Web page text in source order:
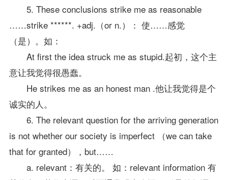
5. These conclusions strike me as reasonable
……strike ******. +adj.（or n.）： 使……感觉
（是）。如：
At first the idea struck me as stupid.起初，这个主
意让我觉得很愚蠢。
He strikes me as an honest man .他让我觉得是个
诚实的人。
6. The relevant question for the arriving generation
is not whether our society is imperfect （we can take
that for granted），but……
a. relevant：有关的。 如：relevant information 有